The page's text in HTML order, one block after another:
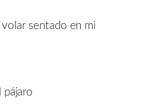
sentado en mi
pájaro